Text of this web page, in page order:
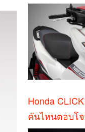
Honda
คันไหนตอบโ